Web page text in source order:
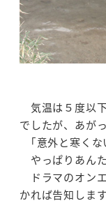
気温は５度以
でしたが、あが
｢意外と寒くな
やっぱりあんた
ドラマのオン
かれば告知しま